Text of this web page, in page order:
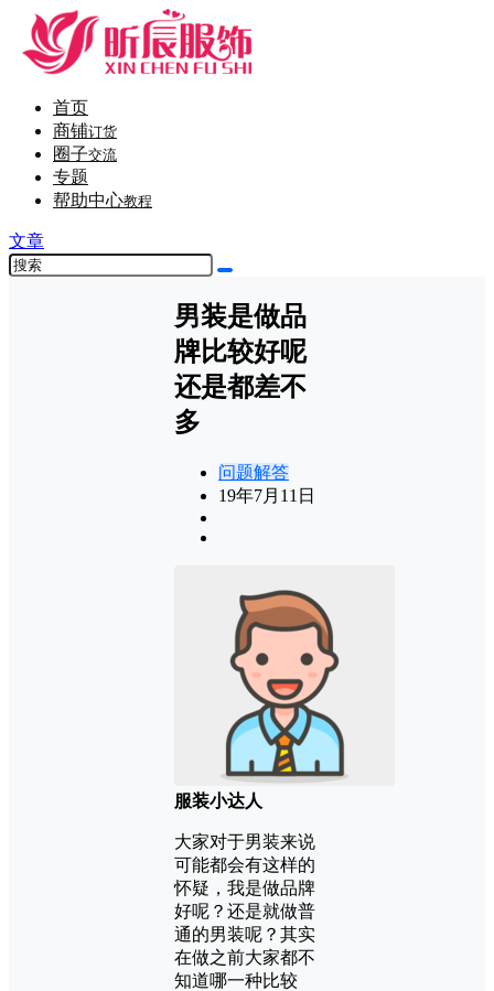
首页
商铺订货
圈子交流
专题
帮助中心教程
文章
男装是做品
牌比较好呢
还是都差不
多
问题解答
19年7月11日
服装小达人
大家对于男装来说
可能都会有这样的
怀疑，我是做品牌
好呢？还是就做普
通的男装呢？其实
在做之前大家都不
知道哪一种比较